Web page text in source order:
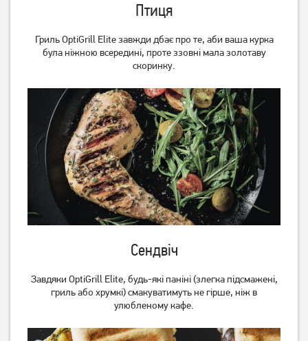
Гриль Tefal GC760D30
грн
9 039 грн
Гриль MPM MGR-11M
Немає в наявності
Птиця
Гриль OptiGrill Elite завжди дбає про те, аби ваша курка
була ніжною всередині, проте ззовні мала золотаву
скоринку.
Сендвіч
Завдяки OptiGrill Elite, будь-які паніні (злегка підсмажені,
гриль або хрумкі) смакуватимуть не гірше, ніж в
улюбленому кафе.